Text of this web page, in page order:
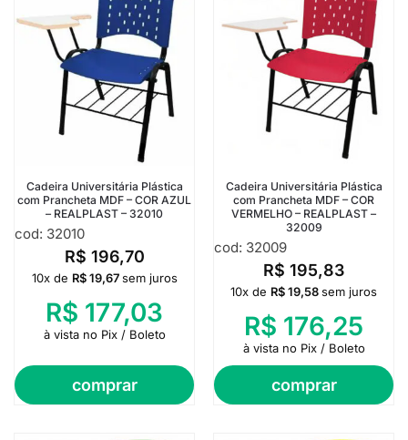
Cadeira Universitária Plástica
com Prancheta MDF – COR AZUL
– REALPLAST – 32010
cod: 32010
R$ 196,70
comprar
10x de R$19,67 sem juros
R$ 177,03
à vista no Pix / Boleto
Cadeira Universitária Plástica
com Prancheta MDF – COR
VERMELHO – REALPLAST –
32009
cod: 32009
R$ 195,83
comprar
10x de R$19,58sem juros
R$ 176,25
à vista no Pix / Boleto